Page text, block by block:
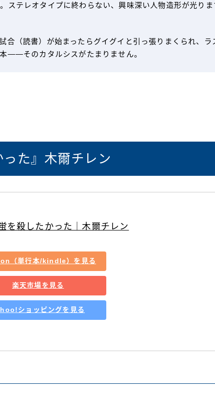
ステレオタイプに終わらない、興味深い人物造形が光りま
合（読書）が始まったらグイグイと引っ張りまくられ、
——そのカタルシスがたまりません。
た』木爾チレン
を殺したかった｜木爾チレン
（単行本/kindle）を見る
楽天市場を見る
ショッピングを見る